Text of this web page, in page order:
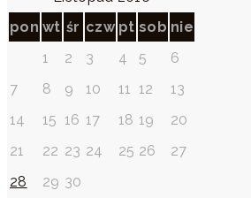
pon wt śr czw pt sob nie
1
2 3 4 5
6
7
8 9 10 11 12
13
14
15 16 17 18 19
20
21
22 23 24 25 26
27
28
29 30